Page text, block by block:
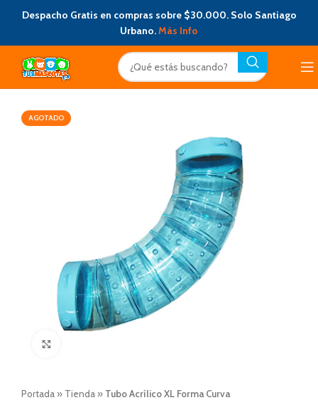
Despacho Gratis en compras sobre $30.000. Solo Santiago
Urbano.Más Info
AGOTADO
Portada » Tienda » Tubo Acrílico XL Forma Curva